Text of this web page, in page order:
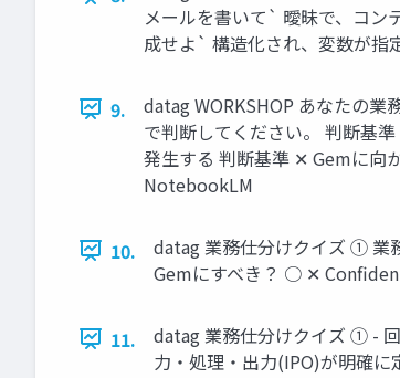
メールを書いて` 曖昧で、コ
成せよ` 構造化され、変数が
9.
datag WORKSHOP あなたの
で判断してください。 判断基
発生する 判断基準 ✕ Gemに向
NotebookLM
10.
datag 業務仕分けクイズ ① 業
Gemにすべき？ ○ ✕
11.
datag 業務仕分けクイズ ① -
力・処理・出力(IPO)が明確